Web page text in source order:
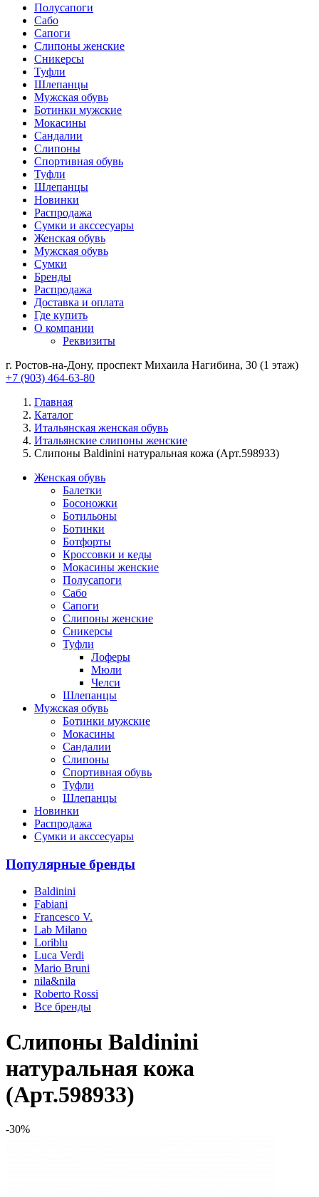
Полусапоги
Сабо
Сапоги
Слипоны женские
Сникерсы
Туфли
Шлепанцы
Мужская обувь
Ботинки мужские
Мокасины
Сандалии
Слипоны
Спортивная обувь
Туфли
Шлепанцы
Новинки
Распродажа
Сумки и акссесуары
Женская обувь
Мужская обувь
Сумки
Бренды
Распродажа
Доставка и оплата
Где купить
О компании
Реквизиты
г. Ростов-на-Дону, проспект Михаила Нагибина, 30 (1 этаж)
+7 (903) 464-63-80
Главная
Каталог
Итальянская женская обувь
Итальянские слипоны женские
Слипоны Baldinini натуральная кожа (Арт.598933)
Женская обувь
Балетки
Босоножки
Ботильоны
Ботинки
Ботфорты
Кроссовки и кеды
Мокасины женские
Полусапоги
Сабо
Сапоги
Слипоны женские
Сникерсы
Туфли
Лоферы
Мюли
Челси
Шлепанцы
Мужская обувь
Ботинки мужские
Мокасины
Сандалии
Слипоны
Спортивная обувь
Туфли
Шлепанцы
Новинки
Распродажа
Сумки и акссесуары
Популярные бренды
Baldinini
Fabiani
Francesco V.
Lab Milano
Loriblu
Luca Verdi
Mario Bruni
nila&nila
Roberto Rossi
Все бренды
Слипоны Baldinini
натуральная кожа
(Арт.598933)
-30%